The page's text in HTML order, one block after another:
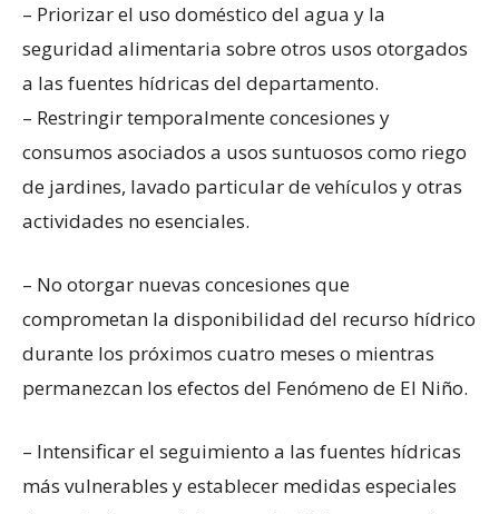
– Priorizar el uso doméstico del agua y la
seguridad alimentaria sobre otros usos otorgados
a las fuentes hídricas del departamento.
– Restringir temporalmente concesiones y
consumos asociados a usos suntuosos como riego
de jardines, lavado particular de vehículos y otras
actividades no esenciales.
– No otorgar nuevas concesiones que
comprometan la disponibilidad del recurso hídrico
durante los próximos cuatro meses o mientras
permanezcan los efectos del Fenómeno de El Niño.
– Intensificar el seguimiento a las fuentes hídricas
más vulnerables y establecer medidas especiales